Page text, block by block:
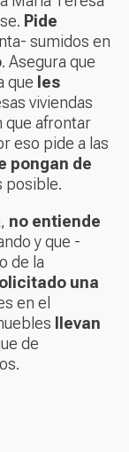
Pide
sumidos en
. Asegura que
que les
viviendas
que afrontar
eso pide a las
pongan de
posible.
no entiende
y que -
de la
una
en el
llevan
de